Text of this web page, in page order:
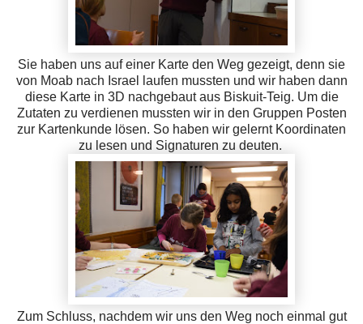
Sie haben uns auf einer Karte den Weg gezeigt, denn sie
von Moab nach Israel laufen mussten und wir haben dann
diese Karte in 3D nachgebaut aus Biskuit-Teig. Um die
Zutaten zu verdienen mussten wir in den Gruppen Posten
zur Kartenkunde lösen. So haben wir gelernt Koordinaten
zu lesen und Signaturen zu deuten.
Zum Schluss, nachdem wir uns den Weg noch einmal gut